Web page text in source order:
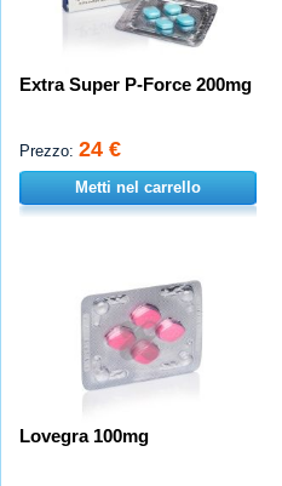
Extra Super P-Force 200mg
Prezzo: 24 €
Metti nel carrello
Lovegra 100mg